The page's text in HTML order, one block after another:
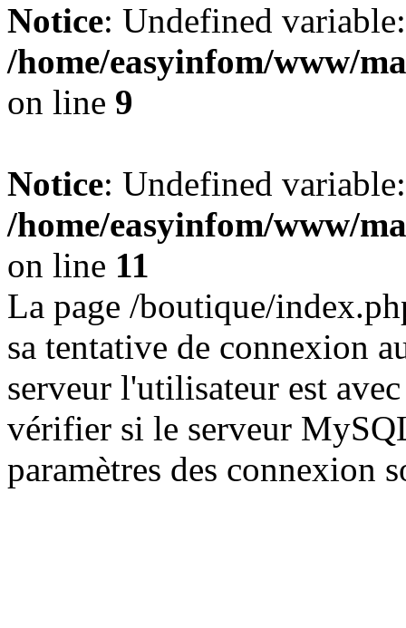
Notice: Undefined
/home/easyinfom/www/
on line 9
Notice: Undefined
/home/easyinfom/www/
on line 11
La page /boutique/
sa tentative de connexion
serveur l'utilisateur est
vérifier si le serveur
paramètres des connexion